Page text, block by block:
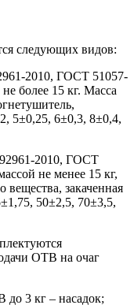
следующих видов:
2010, ГОСТ 51057-
более 15 кг. Масса
5±0,25, 6±0,3, 8±0,4,
2010, ГОСТ
не менее 15 кг,
вещества, закаченная
50±2,5, 70±3,5,
ОТВ на очаг
3 кг – насадок;